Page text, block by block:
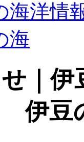
海洋情
海
｜伊
伊豆